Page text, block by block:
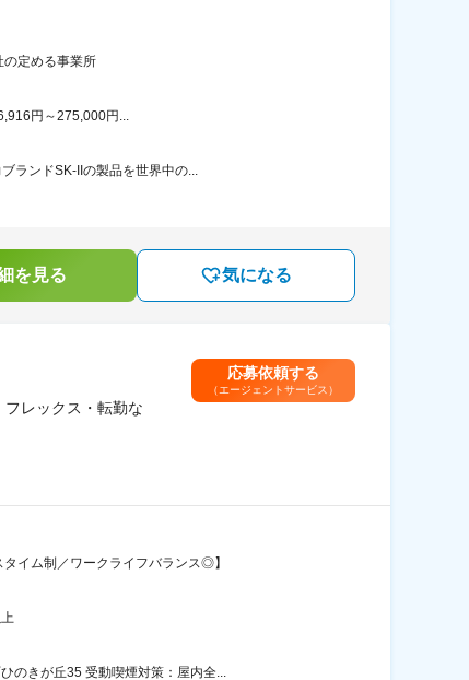
の定める事業所
円～275,000円...
ランドSK-IIの製品を世界中の...
を見る 気になる
レックス・転勤な
応募依頼する
（エージェントサービス）
イム制／ワークライフバランス◎】
のきが丘35 受動喫煙対策：屋内全...